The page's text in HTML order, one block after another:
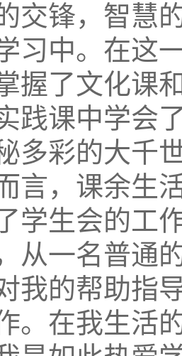
交锋，智慧
习中。在这
握了文化课
践课中学会
多彩的大千
，课余生活
学生会的工
从一名普通
我的帮助指
。在我生活